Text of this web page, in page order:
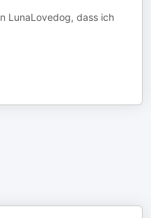
LunaLovedog, dass ich